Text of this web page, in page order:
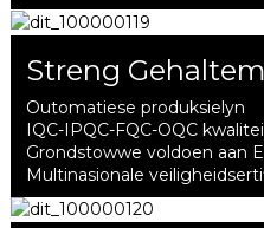
Streng
Outomatiese produksielyn
IQC-IPQC-FQC-OQC
Grondstowwe voldoen aan
Multinasionale